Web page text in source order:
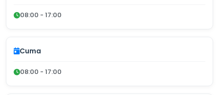
08:00 - 17:00
Cuma
08:00 - 17:00